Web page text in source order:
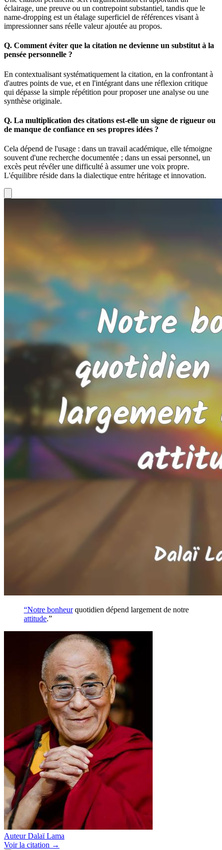
éclairage, une preuve ou un contrepoint substantiel, tandis que le
name-dropping est un étalage superficiel de références visant à
impressionner sans réelle valeur ajoutée au propos.
Q. Comment éviter que la citation ne devienne un substitut à la
pensée personnelle ?
En contextualisant systématiquement la citation, en la confrontant à
d'autres points de vue, et en l'intégrant dans une réflexion critique
qui dépasse la simple répétition pour proposer une analyse ou une
synthèse originale.
Q. La multiplication des citations est-elle un signe de rigueur ou
de manque de confiance en ses propres idées ?
Cela dépend de l'usage : dans un travail académique, elle témoigne
souvent d'une recherche documentée ; dans un essai personnel, un
excès peut révéler une difficulté à assumer une voix propre.
L'équilibre réside dans la dialectique entre héritage et innovation.
“Notre bonheurquotidien dépend largement de notre
attitude.”
Auteur Dalaï Lama
Voirla citation →